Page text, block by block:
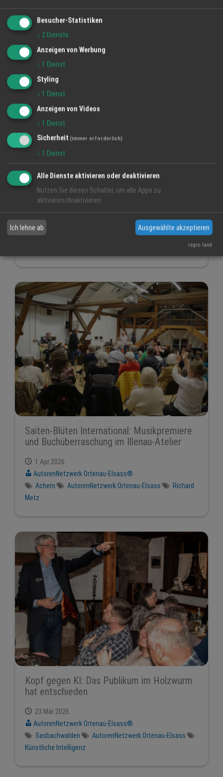
Tagebücher, Holzdrucke und Q4fun: Ein
literarisch-musikalischer Abend in der
Mediathek Oberkirch
AutorenNetzwerk Ortenau-Elsass®
Oberkirch
AutorenNetzwerk Ortenau-Elsass
Saiten-Blüten International: Musikpremiere
und Buchüberraschung im Illenau-Atelier
1 Apr 2026
AutorenNetzwerk Ortenau-Elsass®
Achern
AutorenNetzwerk Ortenau-Elsass
Ríchard
Metz
Kopf gegen KI: Das Publikum im Holzwurm
hat entschieden
23 Mär 2026
AutorenNetzwerk Ortenau-Elsass®
Sasbachwalden
AutorenNetzwerk Ortenau-Elsass
Künstliche Intelligenz
Besucher-Statistiken
↓ 2 Dienste
Anzeigen von Werbung
↓ 1 Dienst
Styling
↓ 1 Dienst
Anzeigen von Videos
↓ 1 Dienst
Sicherheit (immer erforderlich)
↓ 1 Dienst
Alle Dienste aktivieren oder deaktivieren
Nutzen Sie diesen Schalter, um alle Apps zu
aktivieren/deaktivieren.
Ich lehne ab Ausgewählte akzeptieren
regio.land